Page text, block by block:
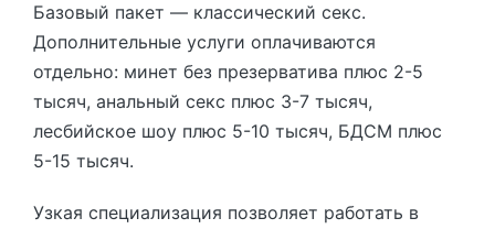
Базовый пакет — классический секс.
Дополнительные услуги оплачиваются
отдельно: минет без презерватива плюс 2-5
тысяч, анальный секс плюс 3-7 тысяч,
лесбийское шоу плюс 5-10 тысяч, БДСМ плюс
5-15 тысяч.
Узкая специализация позволяет работать в